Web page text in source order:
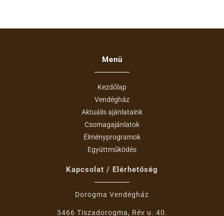
Menü
Kezdőlap
Vendégház
Aktuális ajánlataink
Csomagajánlatok
Élményprogramok
Együttműködés
Kapcsolat / Elérhetőség
Dorogma Vendégház
3466 Tiszadorogma, Rév u. 40.